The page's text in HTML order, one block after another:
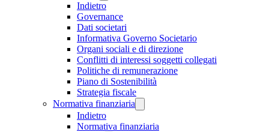
Indietro
Governance
Dati societari
Informativa Governo Societario
Organi sociali e di direzione
Conflitti di interessi soggetti collegati
Politiche di remunerazione
Piano di Sostenibilità
Strategia fiscale
Normativa finanziaria
Indietro
Normativa finanziaria